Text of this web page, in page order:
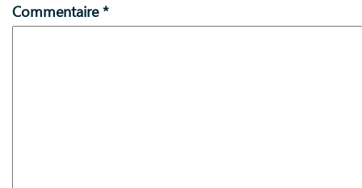
Commentaire*